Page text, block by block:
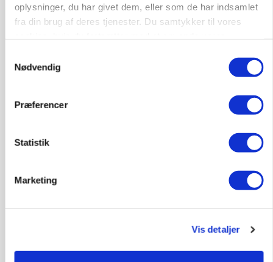
oplysninger, du har givet dem, eller som de har indsamlet
fra din brug af deres tjenester. Du samtykker til vores
Nødvendig
Præferencer
Statistik
Marketing
Vis detaljer
Ejer eller medejer? Nyt tv-format udfordrer